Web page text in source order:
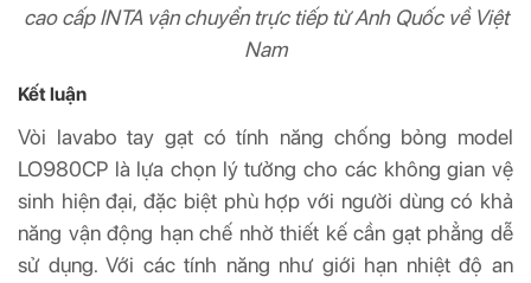
cao cấp INTA vận chuyển trực tiếp từ Anh Quốc về Việt
Nam
Kết luận
Vòi lavabo tay gạt có tính năng chống bỏng model
LO980CP là lựa chọn lý tưởng cho các không gian vệ
sinh hiện đại, đặc biệt phù hợp với người dùng có khả
năng vận động hạn chế nhờ thiết kế cần gạt phẳng dễ
sử dụng. Với các tính năng như giới hạn nhiệt độ an